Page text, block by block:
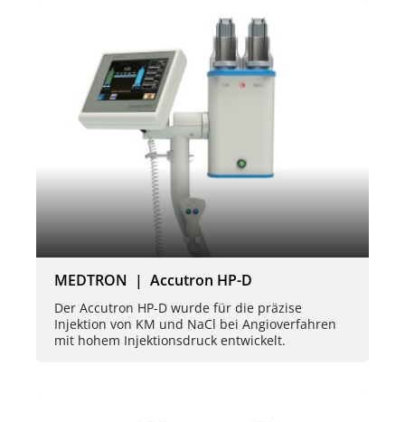
MEDTRON | Accutron HP-D
Der Accutron HP-D wurde für die präzise
Injektion von KM und NaCl bei Angioverfahren
mit hohem Injektionsdruck entwickelt.